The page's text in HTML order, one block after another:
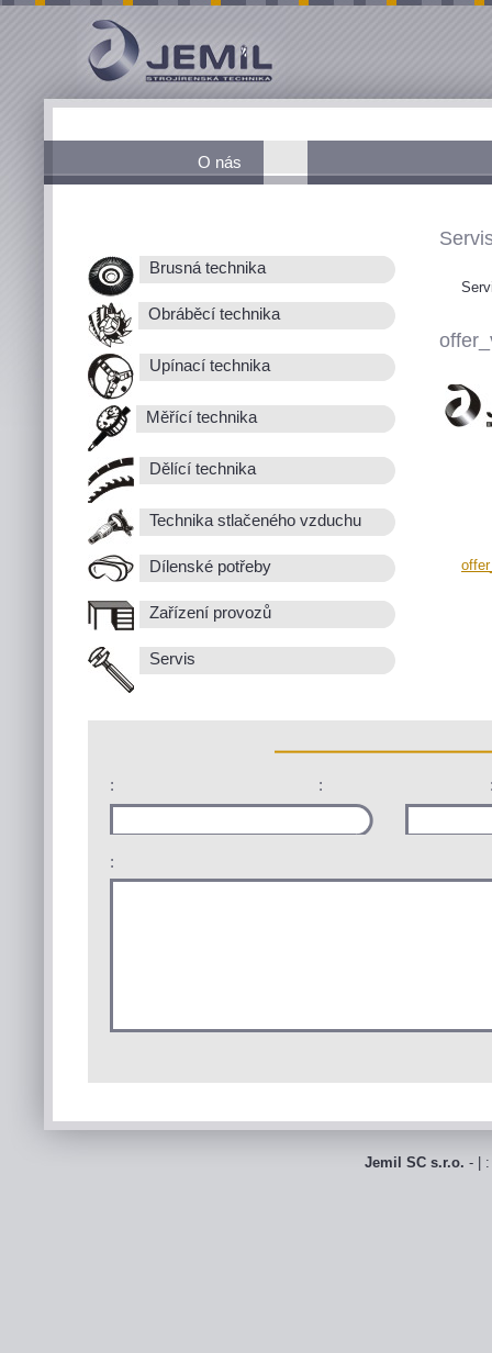
O nás
Brusná technika
Obráběcí technika
Upínací technika
Měřící technika
Dělící technika
Technika stlačeného vzduchu
Dílenské potřeby
Zařízení provozů
Servis
: :
:
Jemil SC s.r.o. - |